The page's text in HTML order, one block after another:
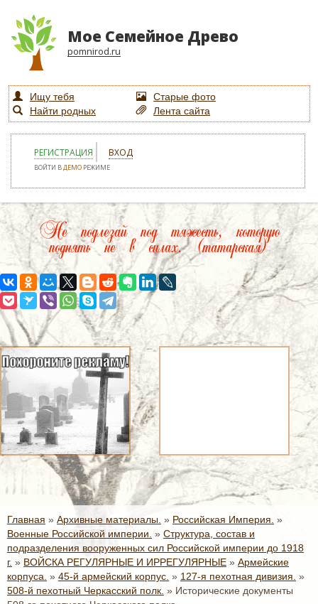
Мое Семейное Древо
pomnirod.ru
Ищу тебя
Старые фото
Найти родных
Лента сайта
РЕГИСТРАЦИЯ ВХОД
ВОЙТИ ВДЕМО РЕЖИМЕ
Не подлезай под тяжесть, которую
поднять не в силах. (татарская)
Главная » Архивные материалы. » Российская Империя. »
Военные Российской империи. » Структура, состав и
подразделения вооруженных сил Российской империи до 1918
г. » ВОЙСКА РЕГУЛЯРНЫЕ И ИРРЕГУЛЯРНЫЕ » Армейские
корпуса. » 45-й армейский корпус. » 127-я пехотная дивизия. »
508-й пехотный Черкасский полк. » Исторические документы